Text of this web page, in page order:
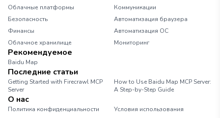
Облачные платформы
Коммуникации
Безопасность
Автоматизация браузера
Финансы
Автоматизация ОС
Облачное хранилище
Мониторинг
Рекомендуемое
Baidu Map
Последние статьи
Getting Started with Firecrawl MCP
Server
How to Use Baidu Map MCP Server:
A Step-by-Step Guide
О нас
Политика конфиденциальности Условия использования